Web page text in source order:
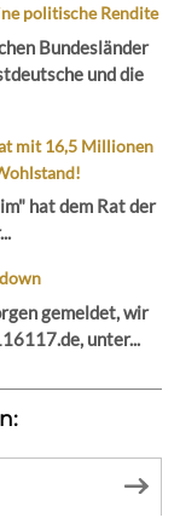
politische Rendite
Bundesländer
und die
mit 16,5 Millionen
hat dem Rat der
gemeldet, wir
unter...